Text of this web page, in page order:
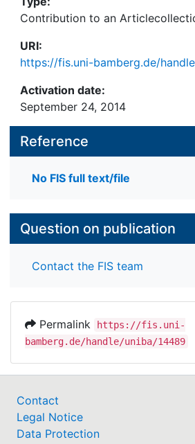
Contribution to an
URI:
https://fis.uni-bamberg.de/
Activation date:
September 24, 2014
Reference
No FIS full text/file
Question on publication
Contact the FIS team
Permalink
https://fis.uni-
bamberg.de/handle/uniba/14489
Contact
Legal Notice
Data Protection